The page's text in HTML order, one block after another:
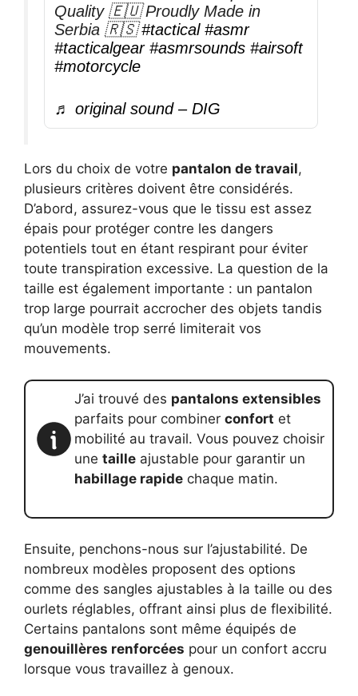
Quality 🇪🇺 Proudly Made in
Serbia 🇷🇸#tactical #asmr
#tacticalgear #asmrsounds #airsoft
#motorcycle
♬ original sound – DIG
Lors du choix de votre pantalon de travail,
plusieurs critères doivent être considérés.
D’abord, assurez-vous que le tissu est assez
épais pour protéger contre les dangers
potentiels tout en étant respirant pour éviter
toute transpiration excessive. La question de la
taille est également importante : un pantalon
trop large pourrait accrocher des objets tandis
qu’un modèle trop serré limiterait vos
mouvements.
J’ai trouvé des pantalons extensibles
parfaits pour combiner confort et
mobilité au travail. Vous pouvez choisir
une taille ajustable pour garantir un
habillage rapide chaque matin.
Ensuite, penchons-nous sur l’ajustabilité. De
nombreux modèles proposent des options
comme des sangles ajustables à la taille ou des
ourlets réglables, offrant ainsi plus de flexibilité.
Certains pantalons sont même équipés de
genouillères renforcées pour un confort accru
lorsque vous travaillez à genoux.